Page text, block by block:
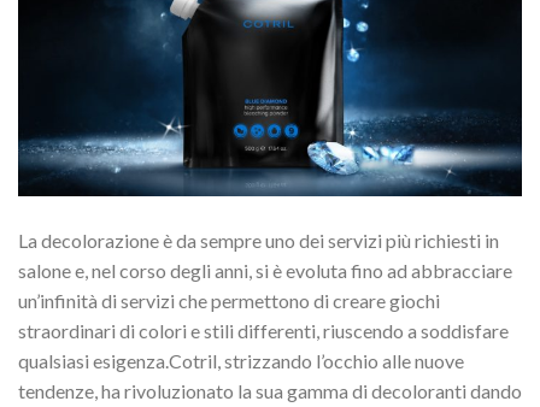
La decolorazione è da sempre uno dei servizi più richiesti in
salone e, nel corso degli anni, si è evoluta fino ad abbracciare
un’infinità di servizi che permettono di creare giochi
straordinari di colori e stili differenti, riuscendo a soddisfare
qualsiasi esigenza.Cotril, strizzando l’occhio alle nuove
tendenze, ha rivoluzionato la sua gamma di decoloranti dando